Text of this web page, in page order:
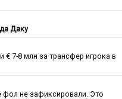
Даку
€ 7-8 млн за трансфер игрока в
не зафиксировали. Это